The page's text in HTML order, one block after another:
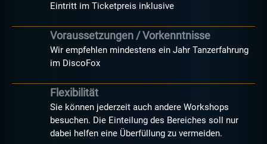
Eintritt im Ticketpreis inklusive
Voraussetzungen / Vorkenntnisse
Wir empfehlen mindestens ein Jahr Tanzerfahrung
im DiscoFox
Flexibilität
Sie können jederzeit auch andere Workshops
besuchen. Die Einteilung des Bereiches soll nur
dabei helfen eine Überfüllung zu vermeiden.